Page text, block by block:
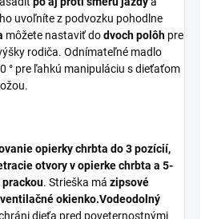
ho uvoľníte z podvozku pohodlne
môžete nastaviť dodvoch polôh pre
rodiča. Odnímateľné madlo
° pre ľahkú manipuláciu s dieťaťom
opierky chrbta do 3 pozícií,
otvory v opierke chrbta a 5-
prackou. Strieška má zipsové
ventilačné okienko.Vodeodolný
dieťa pred poveternostnými